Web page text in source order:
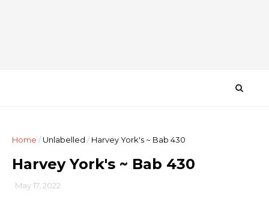
Home /Unlabelled / Harvey York's ~ Bab 430
Harvey York's ~ Bab 430
May 17, 2022